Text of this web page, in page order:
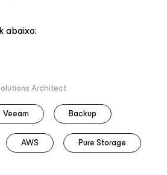
abaixo:
Architect
Veeam Backup
AWS Pure Storage